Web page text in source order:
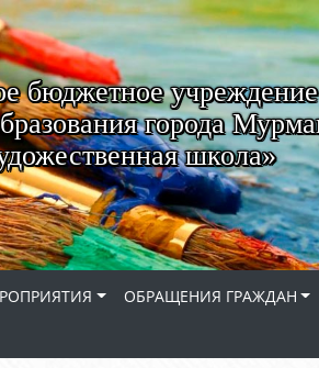
бюджетное учреждение
города
школа»
ОБРАЩЕНИЯ ГРАЖДАН